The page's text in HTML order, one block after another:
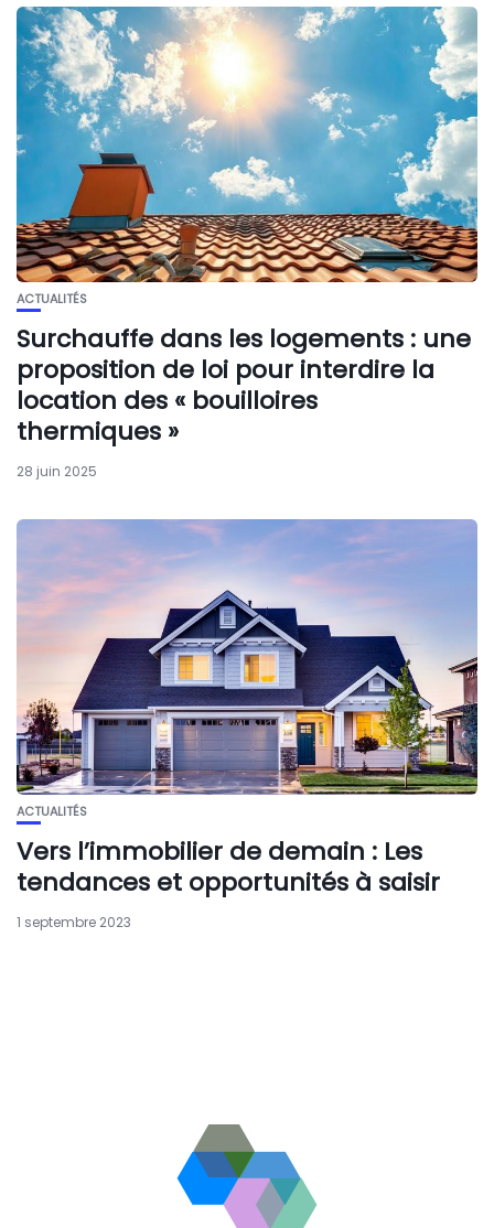
ACTUALITÉS
Surchauffe dans les logements : une
proposition de loi pour interdire la
location des « bouilloires
thermiques »
28 juin 2025
ACTUALITÉS
Vers l’immobilier de demain : Les
tendances et opportunités à saisir
1 septembre 2023